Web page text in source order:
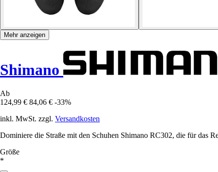
Mehr anzeigen
Shimano
Ab
124,99 € 84,06 € -33%
inkl. MwSt. zzgl. Versandkosten
Dominiere die Straße mit den Schuhen Shimano RC302, die für das
Größe
*